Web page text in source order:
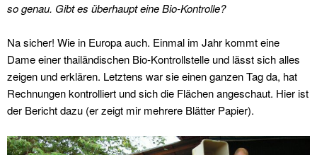
so genau. Gibt es überhaupt eine Bio-Kontrolle?
Na sicher! Wie in Europa auch. Einmal im Jahr kommt eine
Dame einer thailändischen Bio-Kontrollstelle und lässt sich alles
zeigen und erklären. Letztens war sie einen ganzen Tag da, hat
Rechnungen kontrolliert und sich die Flächen angeschaut. Hier ist
der Bericht dazu (er zeigt mir mehrere Blätter Papier).